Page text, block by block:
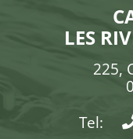
LES
225,
Tel: